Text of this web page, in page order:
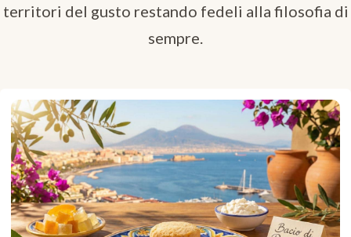
territori del gusto restando fedeli alla filosofia di
sempre.